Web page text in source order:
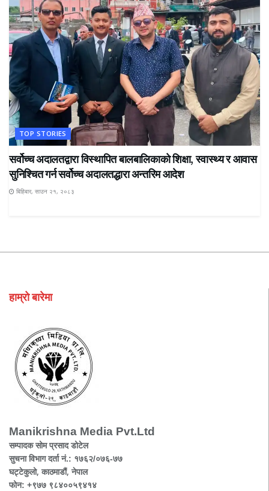
TOP STORIES
सर्वोच्च अदालतद्वारा विस्थापित बालबालिकाको शिक्षा, स्वास्थ्य र आवास
सुनिश्चित गर्न सर्वोच्च अदालतद्धारा अन्तरिम आदेश
बिहिबार, साउन २१, २०८३
हाम्रो बारेमा
Manikrishna Media Pvt.Ltd
सम्पादक सोम प्रसाद डोटेल
सुचना विभाग दर्ता नं.: १७६२/०७६-७७
घट्टेकुलो, काठमाडौं, नेपाल
फोन: +९७७ ९८४००५९४१४